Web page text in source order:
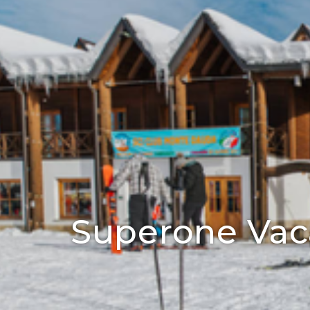
Superone